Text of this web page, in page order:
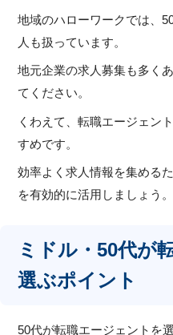
地域のハローワークでは、
人も扱っています。
地元企業の求人募集も多く
てください。
くわえて、転職エージェン
すめです。
効率よく求人情報を集める
を有効的に活用しましょう。
ミドル・50代が
選ぶポイント
50代が転職エージェントを